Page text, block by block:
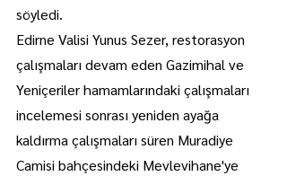
söyledi.
Edirne Valisi Yunus Sezer, restorasyon
çalışmaları devam eden Gazimihal ve
Yeniçeriler hamamlarındaki çalışmaları
incelemesi sonrası yeniden ayağa
kaldırma çalışmaları süren Muradiye
Camisi bahçesindeki Mevlevihane'ye